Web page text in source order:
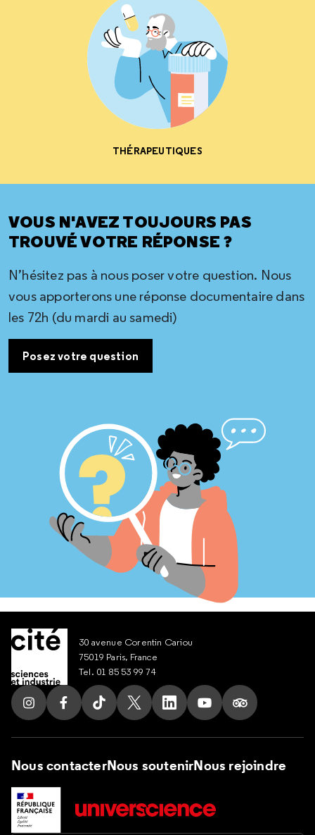
THÉRAPEUTIQUES
VOUS N'AVEZ TOUJOURS PAS
TROUVÉ VOTRE RÉPONSE ?
N’hésitez pas à nous poser votre question. Nous
vous apporterons une réponse documentaire dans
les 72h (du mardi au samedi)
Posez votre question
30 avenue Corentin Cariou
75019 Paris, France
Tel. 01 85 53 99 74
Suivez nous sur Instagram
Suivez nous sur Facebook
Suivez nous sur Tik Tok
Suivez nous sur X
Suivez nous sur LinkedIn
Suivez nous sur
Suivez nous
Nous contacterNous soutenirNous rejoindre